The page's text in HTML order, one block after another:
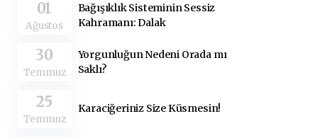
01
Ağustos
Bağışıklık Sisteminin Sessiz
Kahramanı: Dalak
30
Temmuz
Yorgunluğun Nedeni Orada mı
Saklı?
25
Temmuz
Karaciğeriniz Size Küsmesin!